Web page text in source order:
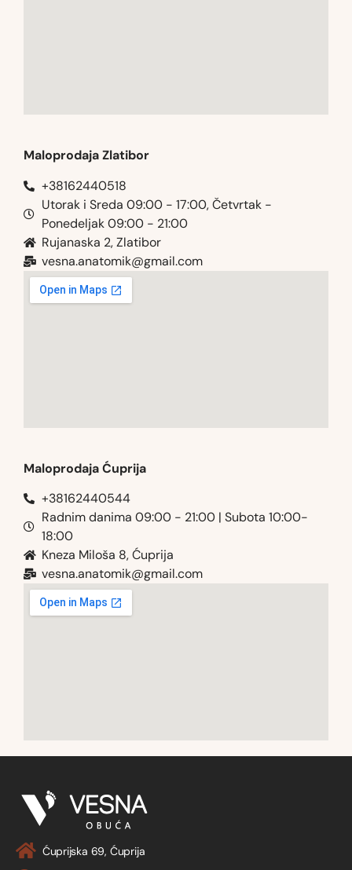
Maloprodaja Zlatibor
+38162440518
Utorak i Sreda 09:00 - 17:00, Četvrtak -
Ponedeljak 09:00 - 21:00
Rujanaska 2, Zlatibor
vesna.anatomik@gmail.com​
Maloprodaja Ćuprija
+38162440544
Radnim danima 09:00 - 21:00 | Subota 10:00-
18:00
Kneza Miloša 8, Ćuprija
vesna.anatomik@gmail.com​
Ćuprijska 69, Ćuprija